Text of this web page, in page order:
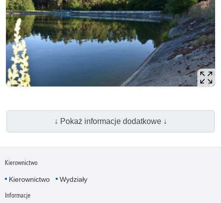
↓ Pokaż informacje dodatkowe ↓
Kierownictwo
Kierownictwo Wydziały
Informacje